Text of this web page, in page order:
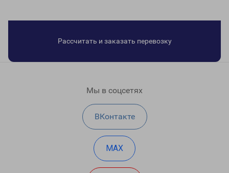
Рассчитать и заказать перевозку
Мы в соцсетях
ВКонтакте
MAX